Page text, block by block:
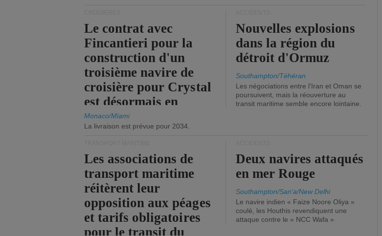
Le contrat avec
Fincantieri pour la
construction d'un
troisième navire de
croisière pour Crystal
est désormais en
vigueur.
Monaco/Miami
La livraison est prévue pour 2034.
Nouvelles explosions
dans la région du
détroit d'Ormuz
Southampton/Téhéran
Les négociations entre l'Iran et Oman se
poursuivent, mais la réouverture au
transit maritime semble encore lointaine.
Les associations de
transport maritime
réitèrent leur
opposition aux péages
et tarifs obligatoires
pour le transit du
Deux navires attaqués
en mer Rouge
Southampton/San'a/New Delhi
Le navire indien « Faize Noore Oliya »
coulé, les Houthis revendiquent une
attaque contre le « NCC Wafa »